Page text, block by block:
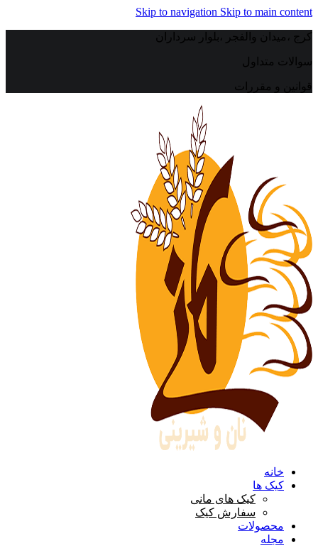
Skip to navigation Skip to main content
کرج ،میدان والفجر ،بلوار سرداران
سوالات متداول
قوانین و مقررات
خانه
کیک ها
کیک های مانی
سفارش کیک
محصولات
مجله